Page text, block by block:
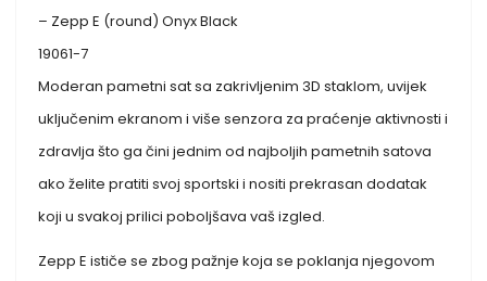
– Zepp E (round) Onyx Black
19061-7
Moderan pametni sat sa zakrivljenim 3D staklom, uvijek
uključenim ekranom i više senzora za praćenje aktivnosti i
zdravlja što ga čini jednim od najboljih pametnih satova
ako želite pratiti svoj sportski i nositi prekrasan dodatak
koji u svakoj prilici poboljšava vaš izgled.
Zepp E ističe se zbog pažnje koja se poklanja njegovom